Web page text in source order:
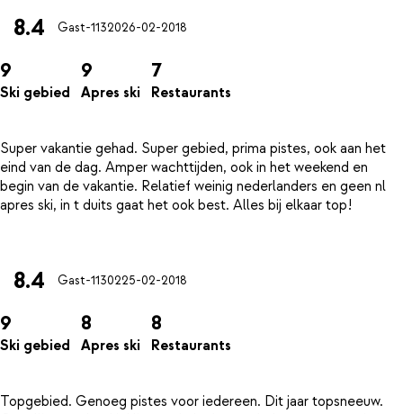
8.4 Gast-1132026-02-2018
9
Ski gebied
9
Apres ski
7
Restaurants
Super vakantie gehad. Super gebied, prima pistes, ook aan het
eind van de dag. Amper wachttijden, ook in het weekend en
begin van de vakantie. Relatief weinig nederlanders en geen nl
apres ski, in t duits gaat het ook best. Alles bij elkaar top!
8.4 Gast-1130225-02-2018
9
Ski gebied
8
Apres ski
8
Restaurants
Topgebied. Genoeg pistes voor iedereen. Dit jaar topsneeuw.